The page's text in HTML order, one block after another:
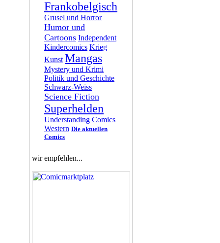
Frankobelgisch
Grusel und Horror
Humor und
Cartoons Independent
Kindercomics Krieg
Kunst Mangas
Mystery und Krimi
Politik und Geschichte
Schwarz-Weiss
Science Fiction
Superhelden
Understanding Comics
Western Die aktuellen
Comics
wir empfehlen...